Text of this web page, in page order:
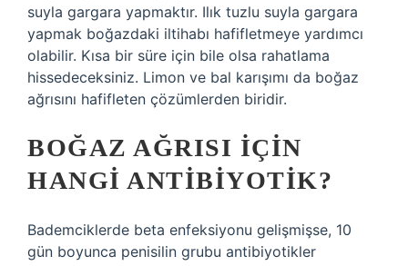
suyla gargara yapmaktır. Ilık tuzlu suyla gargara
yapmak boğazdaki iltihabı hafifletmeye yardımcı
olabilir. Kısa bir süre için bile olsa rahatlama
hissedeceksiniz. Limon ve bal karışımı da boğaz
ağrısını hafifleten çözümlerden biridir.
BOĞAZ AĞRISI IÇIN
HANGI ANTIBIYOTIK?
Bademciklerde beta enfeksiyonu gelişmişse, 10
gün boyunca penisilin grubu antibiyotikler